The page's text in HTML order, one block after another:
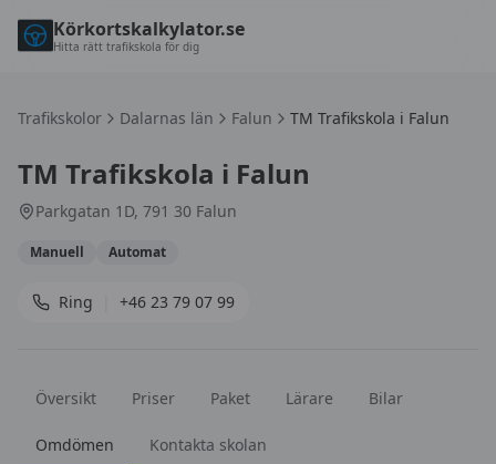
Körkortskalkylator.se
Hitta rätt trafikskola för dig
Trafikskolor Dalarnas län Falun TM Trafikskola i Falun
TM Trafikskola i Falun
Parkgatan 1D, 791 30 Falun
Manuell Automat
Ring +46 23 79 07 99
Översikt Priser Paket Lärare Bilar
Omdömen Kontakta skolan